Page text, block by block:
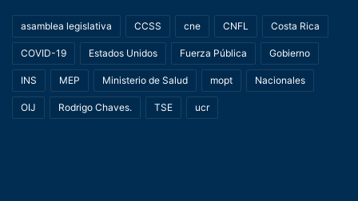
asamblea legislativa CCSS cne CNFL Costa Rica
COVID-19 Estados Unidos Fuerza Pública Gobierno
INS MEP Ministerio de Salud mopt Nacionales
OIJ Rodrigo Chaves. TSE ucr